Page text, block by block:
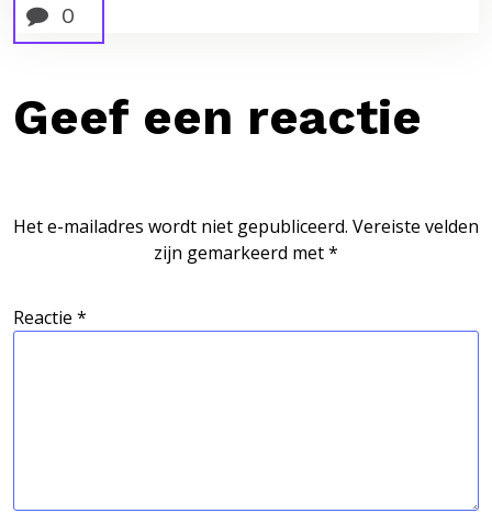
0
Geef een reactie
Het e-mailadres wordt niet gepubliceerd. Vereiste velden
zijn gemarkeerd met*
Reactie *